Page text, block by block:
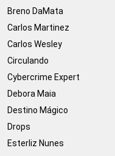
Breno DaMata
Carlos Martinez
Carlos Wesley
Circulando
Cybercrime Expert
Debora Maia
Destino Mágico
Drops
Esterliz Nunes